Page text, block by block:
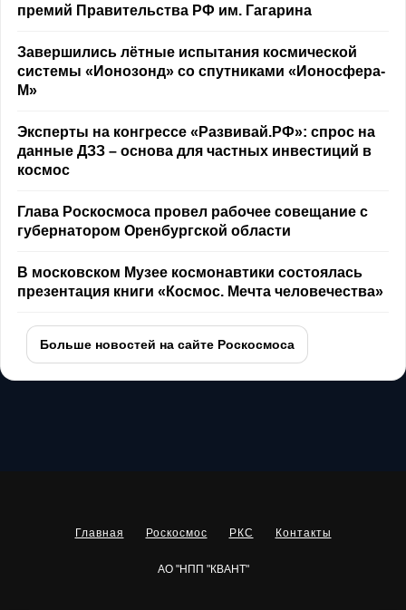
премий Правительства РФ им. Гагарина
Завершились лётные испытания космической
системы «Ионозонд» со спутниками «Ионосфера-
М»
Эксперты на конгрессе «Развивай.РФ»: спрос на
данные ДЗЗ – основа для частных инвестиций в
космос
Глава Роскосмоса провел рабочее совещание с
губернатором Оренбургской области
В московском Музее космонавтики состоялась
презентация книги «Космос. Мечта человечества»
Больше новостей на сайте Роскосмоса
Главная Роскосмос РКС Контакты
АО "НПП "КВАНТ"